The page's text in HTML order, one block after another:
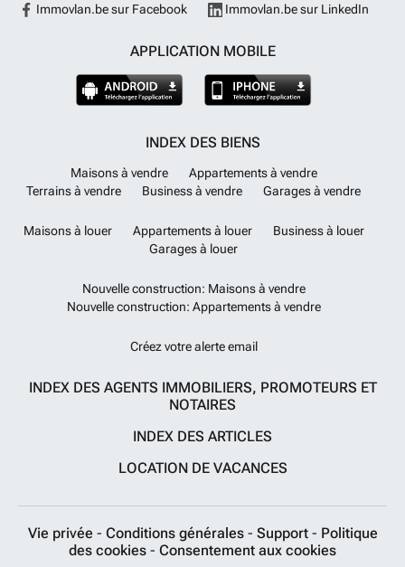
Immovlan.be sur Facebook Immovlan.be sur LinkedIn
APPLICATION MOBILE
INDEX DES BIENS
Maisons à vendre
Appartements à vendre
Terrains à vendre
Business à vendre Garages à vendre
Maisons à louer Appartements à louer
Business à louer
Garages à louer
Nouvelle construction: Maisons à vendre
Nouvelle construction: Appartements à vendre
Créez votre alerte email
INDEX DES AGENTS IMMOBILIERS, PROMOTEURS ET
NOTAIRES
INDEX DES ARTICLES
LOCATION DE VACANCES
Vie privée - Conditions générales - Support - Politique
des cookies - Consentement aux cookies